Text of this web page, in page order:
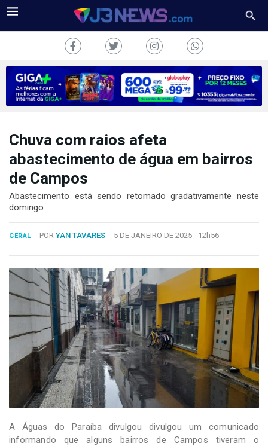
J3NEWS
COLUNAS
2024
Desenvolvido
por
Tecnologia
Sistemas
Chuva com raios afeta
abastecimento de água em bairros
de Campos
Abastecimento está sendo retomado gradativamente neste
domingo
GERAL POR YAN TAVARES 5 DE JANEIRO DE 2025 - 12h56
A Águas do Paraíba divulgou divulgou um comunicado
informando que alguns bairros de Campos tiveram o